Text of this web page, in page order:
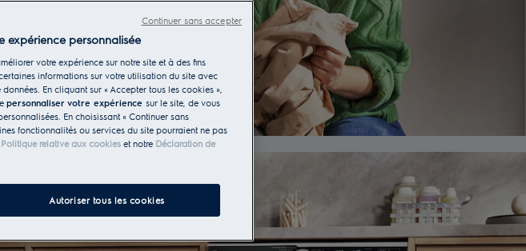
expérience personnalisée
votre expérience sur notre site et à des fins
informations sur votre utilisation du site avec
En cliquant sur « Accepter tous les cookies »,
personnaliser votre expérience sur le site, de vous
En choisissant « Continuer sans
fonctionnalités ou services du site pourraient ne pas
Politique relative aux cookies et notre Déclaration de
Autoriser tous les cookies
Continuer sans accepter